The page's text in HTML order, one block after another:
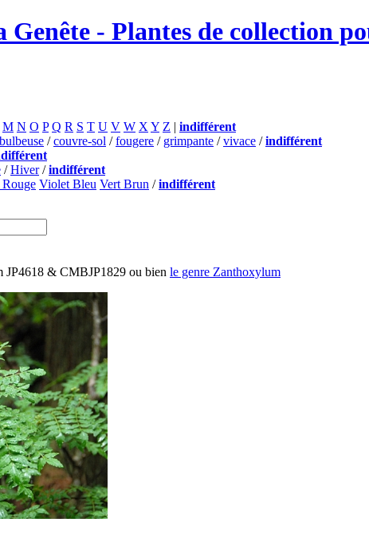
Genête - Plantes de collection
M N O P Q R S T U V W X Y Z | indifférent
bulbeuse /couvre-sol /fougere / grimpante /vivace /indifférent
/Hiver/indifférent
Violet Bleu Vert Brun /indifférent
& CMBJP1829 ou bien le genre Zanthoxylum